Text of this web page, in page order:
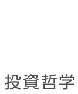
投資哲学